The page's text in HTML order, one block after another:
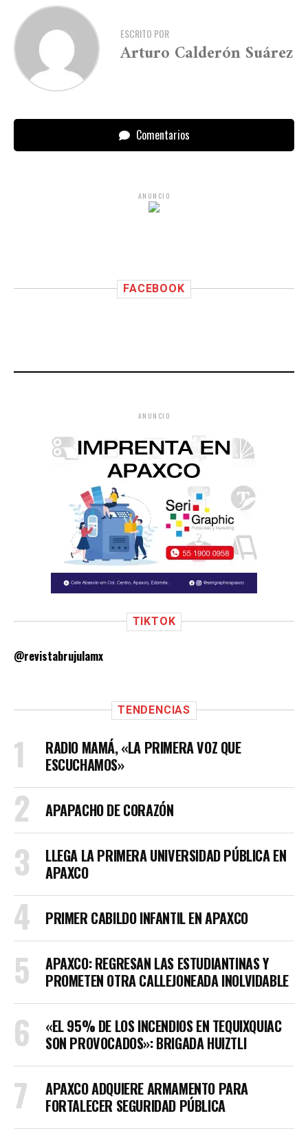
ESCRITO POR
Arturo Calderón Suárez
Comentarios
ANUNCIO
FACEBOOK
ANUNCIO
TIKTOK
@revistabrujulamx
TENDENCIAS
RADIO MAMÁ, «LA PRIMERA VOZ QUE
ESCUCHAMOS»
APAPACHO DE CORAZÓN
LLEGA LA PRIMERA UNIVERSIDAD PÚBLICA EN
APAXCO
PRIMER CABILDO INFANTIL EN APAXCO
APAXCO: REGRESAN LAS ESTUDIANTINAS Y
PROMETEN OTRA CALLEJONEADA INOLVIDABLE
«EL 95% DE LOS INCENDIOS EN TEQUIXQUIAC
SON PROVOCADOS»: BRIGADA HUIZTLI
APAXCO ADQUIERE ARMAMENTO PARA
FORTALECER SEGURIDAD PÚBLICA